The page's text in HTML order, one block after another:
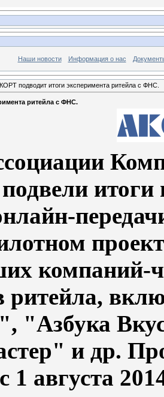
Наши новости Информация о нас
подводит итоги эксперимента ритейла с ФНС.
ритейла с ФНС.
итоги
компаний-
ритейла,
"Азбука
и др.
1 августа